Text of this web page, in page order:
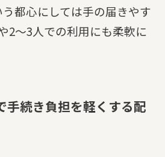
都心にしては手の届きやす
2〜3人での利用にも柔軟に
手続き負担を軽くする配